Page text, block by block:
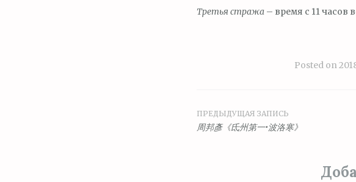
Третья стража – время с 11 часов
Posted on
Навигация
ПРЕДЫДУЩАЯ ЗАПИСЬ
周邦彥《氐州第一•波洛寒》